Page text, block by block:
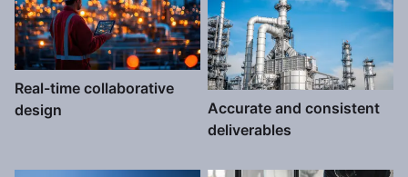
Real-time collaborative
design
Accurate and consistent
deliverables